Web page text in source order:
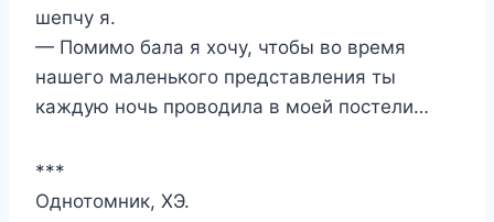
шепчу я.
— Помимо бала я хочу, чтобы во время
нашего маленького представления ты
каждую ночь проводила в моей постели…
***
Однотомник, ХЭ.